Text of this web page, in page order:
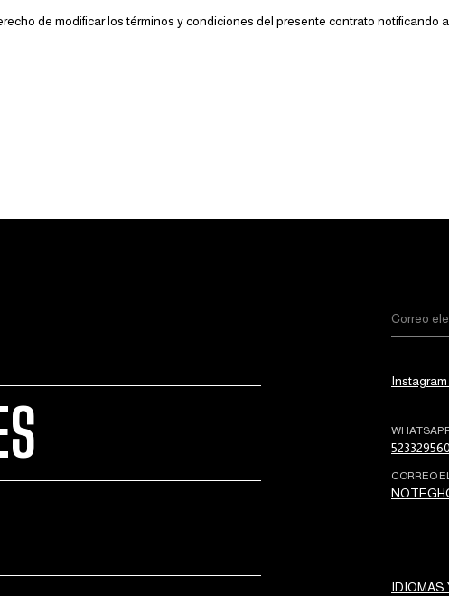
de modificar los términos y condiciones del presente contrato notificando
Instagram
CORREO
IDIOMAS